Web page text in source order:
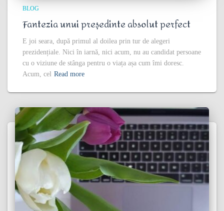
BLOG
Fantezia unui președinte absolut perfect
E joi seara, după primul al doilea prin tur de alegeri
prezidențiale. Nici în iarnă, nici acum, nu au candidat persoane
cu o viziune de stânga pentru o viața așa cum îmi doresc.
Acum, cel Read more